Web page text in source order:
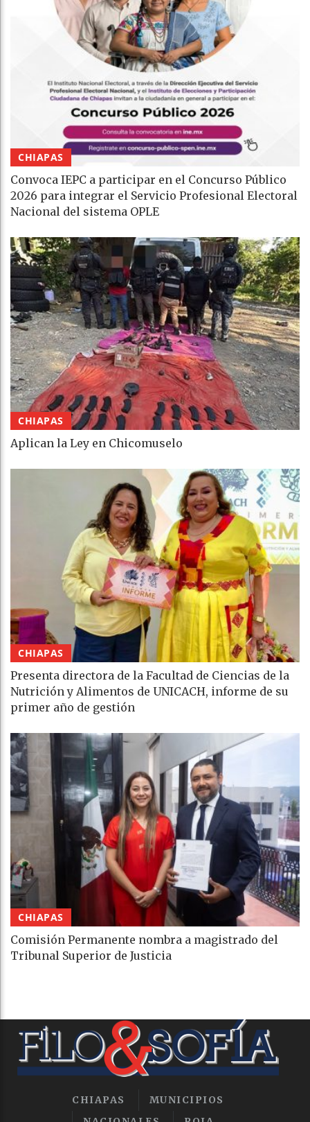
CHIAPAS
Convoca IEPC a participar en el Concurso Público
2026 para integrar el Servicio Profesional Electoral
Nacional del sistema OPLE
CHIAPAS
Aplican la Ley en Chicomuselo
CHIAPAS
Presenta directora de la Facultad de Ciencias de la
Nutrición y Alimentos de UNICACH, informe de su
primer año de gestión
CHIAPAS
Comisión Permanente nombra a magistrado del
Tribunal Superior de Justicia
CHIAPAS
MUNICIPIOS